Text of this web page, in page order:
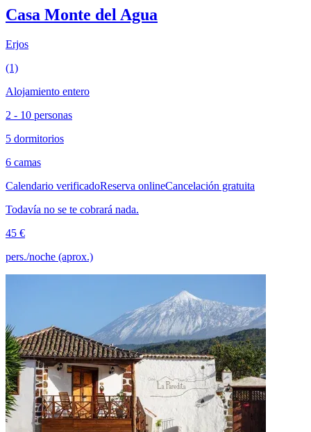
Casa Monte del Agua
Erjos
(1)
Alojamiento entero
2 - 10 personas
5 dormitorios
6 camas
Calendario verificadoReserva onlineCancelación gratuita
Todavía no se te cobrará nada.
45 €
pers./noche (aprox.)